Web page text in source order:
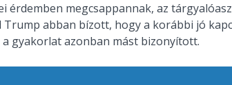
érdemben megcsappannak, az
abban bízott, hogy a korábbi jó
gyakorlat azonban mást bizonyított.